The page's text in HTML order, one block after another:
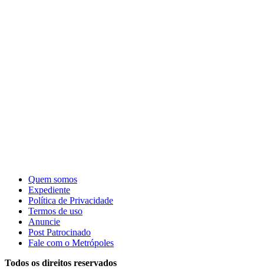
Quem somos
Expediente
Política de Privacidade
Termos de uso
Anuncie
Post Patrocinado
Fale com o Metrópoles
Todos os direitos reservados